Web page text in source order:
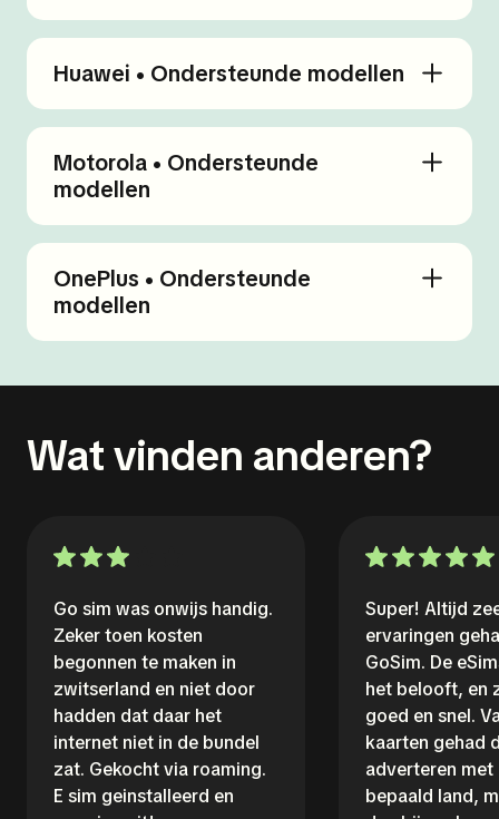
Huawei • Ondersteunde modellen
Motorola • Ondersteunde
modellen
OnePlus • Ondersteunde
modellen
Wat vinden anderen?
Go sim was onwijs handig.
Zeker toen kosten
begonnen te maken in
zwitserland en niet door
hadden dat daar het
internet niet in de bundel
zat. Gekocht via roaming.
E sim geinstalleerd en
Super! Altijd
ervaringen
GoSim. De
het belooft, en
goed en snel.
kaarten gehad
adverteren met
bepaald land,